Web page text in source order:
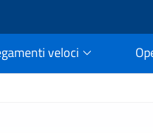
veloci